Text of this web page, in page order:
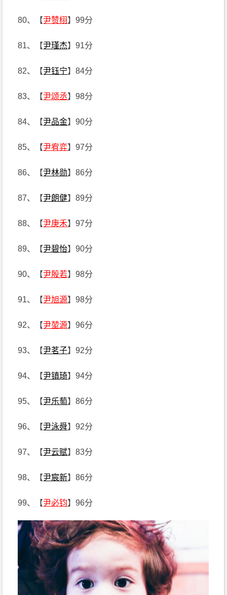
80、【尹赞栩】99分
81、【尹瑾杰】91分
82、【尹钰宁】84分
83、【尹颂丞】98分
84、【尹品金】90分
85、【尹宥弈】97分
86、【尹林勋】86分
87、【尹朗健】89分
88、【尹庚禾】97分
89、【尹碧怡】90分
90、【尹殷若】98分
91、【尹旭源】98分
92、【尹堃源】96分
93、【尹茗子】92分
94、【尹镇琦】94分
95、【尹乐萄】86分
96、【尹泳舜】92分
97、【尹云赋】83分
98、【尹宸新】86分
99、【尹必钧】96分